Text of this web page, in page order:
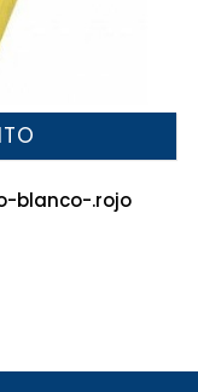
blanco-.rojo